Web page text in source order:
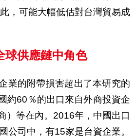
，可能大幅低估對台灣貿易成
球供應鏈中角色
業的附帶損害超出了本研究的
約60 ％的出口來自外商投資企
）等在內。 2016年，中國出口
公司中，有15家是台資企業。